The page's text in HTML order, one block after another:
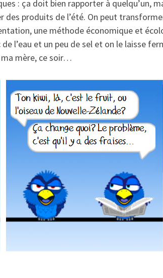
: ça doit bien rapporter à quelqu’un,
produits de l’été. On peut
une méthode économique et
l’eau et un peu de sel et on le laisse
mère, ce soir…